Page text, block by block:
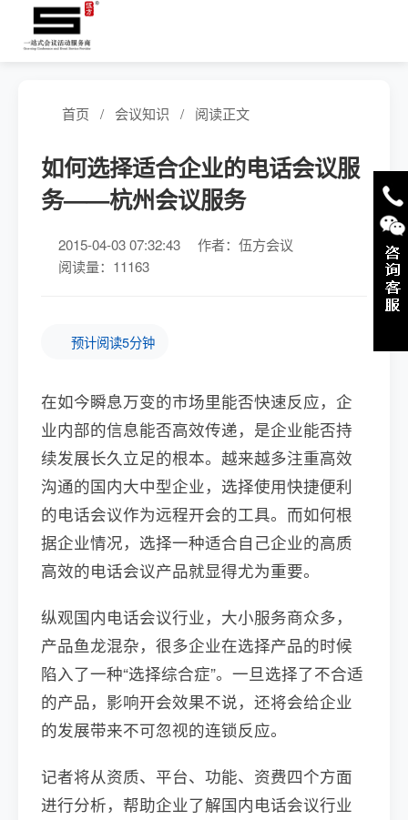
首页 / 会议知识 / 阅读正文
如何选择适合企业的电话会议服
务——杭州会议服务
2015-04-03 07:32:43
作者：伍方会议
阅读量：11163
预计阅读5分钟
在如今瞬息万变的市场里能否快速反应，企
业内部的信息能否高效传递，是企业能否持
续发展长久立足的根本。越来越多注重高效
沟通的国内大中型企业，选择使用快捷便利
的电话会议作为远程开会的工具。而如何根
据企业情况，选择一种适合自己企业的高质
高效的电话会议产品就显得尤为重要。
纵观国内电话会议行业，大小服务商众多，
产品鱼龙混杂，很多企业在选择产品的时候
陷入了一种“选择综合症”。一旦选择了不合适
的产品，影响开会效果不说，还将会给企业
的发展带来不可忽视的连锁反应。
记者将从资质、平台、功能、资费四个方面
进行分析，帮助企业了解国内电话会议行业